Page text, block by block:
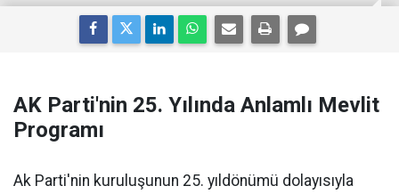
AK Parti'nin 25. Yılında Anlamlı Mevlit
Programı
Ak Parti'nin kuruluşunun 25. yıldönümü dolayısıyla